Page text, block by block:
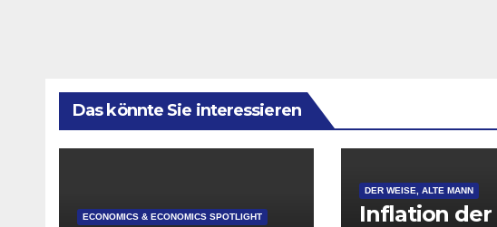
Das könnte Sie interessieren
ECONOMICS & ECONOMICS SPOTLIGHT
DER WEISE, ALTE MANN
Inflation der